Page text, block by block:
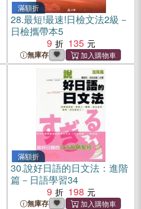
滿額折
28.最短!最速!日檢文法2級－
日檢攜帶本5
9
135
無庫存
滿額折
30.說好日語的日文法：進階
篇－日語學習34
9
198
無庫存